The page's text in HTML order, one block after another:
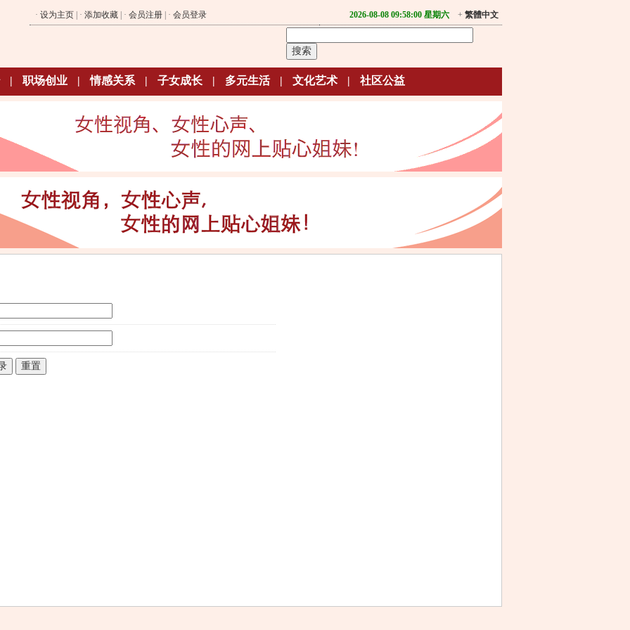
· 设为主页 | · 添加收藏 | · 会员注册 | · 会员登录 2026-08-08 09:58:00 星期六 + 繁體中文
| 职场创业 | 情感关系 | 子女成长 | 多元生活 | 文化艺术 | 社区公益